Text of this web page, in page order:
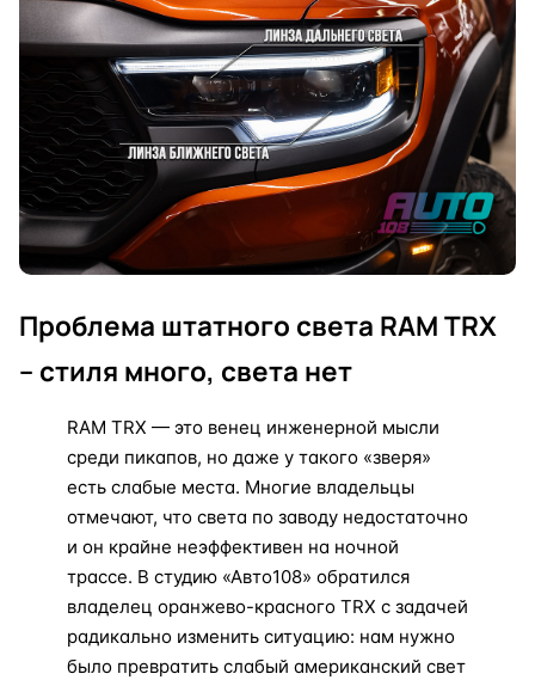
Проблема штатного света RAM TRX
– стиля много, света нет
RAM TRX — это венец инженерной мысли
среди пикапов, но даже у такого «зверя»
есть слабые места. Многие владельцы
отмечают, что света по заводу недостаточно
и он крайне неэффективен на ночной
трассе. В студию «Авто108» обратился
владелец оранжево-красного TRX с задачей
радикально изменить ситуацию: нам нужно
было превратить слабый американский свет